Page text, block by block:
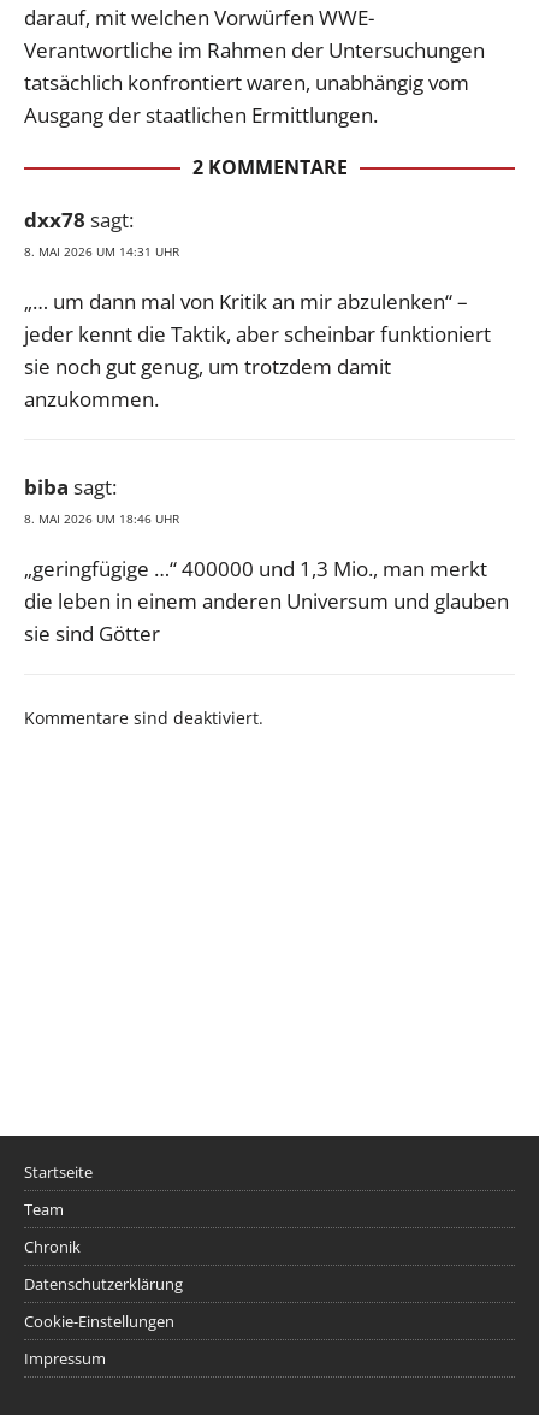
darauf, mit welchen Vorwürfen WWE-
Verantwortliche im Rahmen der Untersuchungen
tatsächlich konfrontiert waren, unabhängig vom
Ausgang der staatlichen Ermittlungen.
2 KOMMENTARE
dxx78 sagt:
8. MAI 2026 UM 14:31 UHR
„… um dann mal von Kritik an mir abzulenken“ –
jeder kennt die Taktik, aber scheinbar funktioniert
sie noch gut genug, um trotzdem damit
anzukommen.
biba sagt:
8. MAI 2026 UM 18:46 UHR
„geringfügige …“ 400000 und 1,3 Mio., man merkt
die leben in einem anderen Universum und glauben
sie sind Götter
Kommentare sind deaktiviert.
Startseite
Team
Chronik
Datenschutzerklärung
Cookie-Einstellungen
Impressum